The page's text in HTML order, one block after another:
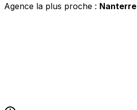
Agence la plus proche : Nanterre